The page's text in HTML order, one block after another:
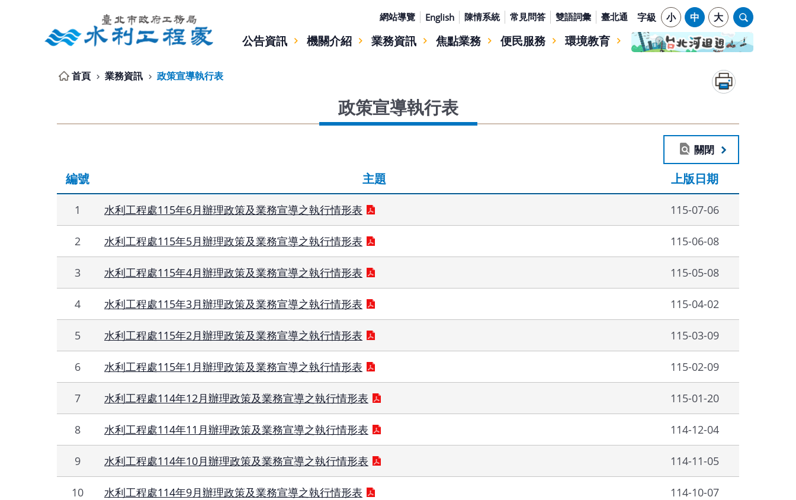
網站導覽 English 陳情系統 常見問答 雙語詞彙 臺北通 字級 小 中 大
公告資訊 機關介紹 業務資訊 焦點業務 便民服務 環境教育
首頁 業務資訊 政策宣導執行表
政策宣導執行表
關閉
編號 主題 上版日期
1 水利工程處115年6月辦理政策及業務宣導之執行情形表 115-07-06
2 水利工程處115年5月辦理政策及業務宣導之執行情形表 115-06-08
3 水利工程處115年4月辦理政策及業務宣導之執行情形表 115-05-08
4 水利工程處115年3月辦理政策及業務宣導之執行情形表 115-04-02
5 水利工程處115年2月辦理政策及業務宣導之執行情形表 115-03-09
6 水利工程處115年1月辦理政策及業務宣導之執行情形表 115-02-09
7 水利工程處114年12月辦理政策及業務宣導之執行情形表 115-01-20
8 水利工程處114年11月辦理政策及業務宣導之執行情形表 114-12-04
9 水利工程處114年10月辦理政策及業務宣導之執行情形表 114-11-05
10 水利工程處114年9月辦理政策及業務宣導之執行情形表 114-10-07